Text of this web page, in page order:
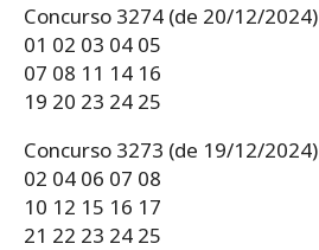
Concurso 3274 (de 20/12/2024)
01 02 03 04 05
07 08 11 14 16
19 20 23 24 25
Concurso 3273 (de 19/12/2024)
02 04 06 07 08
10 12 15 16 17
21 22 23 24 25